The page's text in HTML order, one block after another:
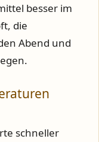
besser im
die
Abend und
schneller